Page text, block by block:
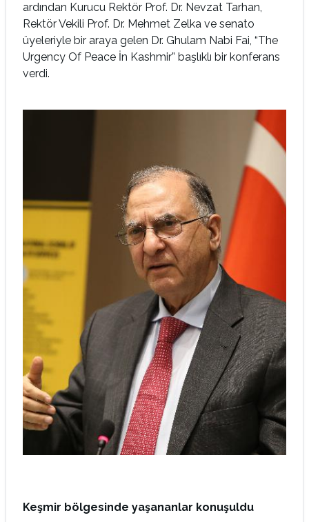
ardından Kurucu Rektör Prof. Dr. Nevzat Tarhan,
Rektör Vekili Prof. Dr. Mehmet Zelka ve senato
üyeleriyle bir araya gelen Dr. Ghulam Nabi Fai, “The
Urgency Of Peace İn Kashmir” başlıklı bir konferans
verdi.
Keşmir bölgesinde yaşananlar konuşuldu